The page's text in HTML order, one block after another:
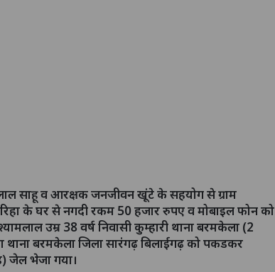
साहू व आरक्षक जनजीवन खूंटे के सहयोग से ग्राम
के घर से नगदी रकम 50 हजार रुपए व मोबाइल फोन को
उम्र 38 वर्ष निवासी कुम्हारी थाना बरमकेला (2
थाना बरमकेला जिला सारंगढ़ बिलाईगढ़ को पकडकर
जेल भेजा गया।